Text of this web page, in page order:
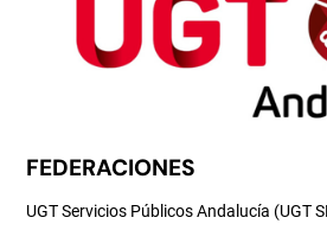
FEDERACIONES
UGT Servicios Públicos Andalucía (UGT